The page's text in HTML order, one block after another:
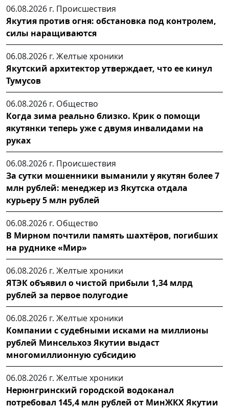
06.08.2026 г. Происшествия
Якутия против огня: обстановка под контролем,
силы наращиваются
06.08.2026 г. Желтые хроники
Якутский архитектор утверждает, что ее кинул
Тумусов
06.08.2026 г. Общество
Когда зима реально близко. Крик о помощи
якутянки теперь уже с двумя инвалидами на
руках
06.08.2026 г. Происшествия
За сутки мошенники выманили у якутян более 7
млн рублей: менеджер из Якутска отдала
курьеру 5 млн рублей
06.08.2026 г. Общество
В Мирном почтили память шахтёров, погибших
на руднике «Мир»
06.08.2026 г. Желтые хроники
ЯТЭК объявил о чистой прибыли 1,34 млрд
рублей за первое полугодие
06.08.2026 г. Желтые хроники
Компании с судебными исками на миллионы
рублей Минсельхоз Якутии выдаст
многомиллионную субсидию
06.08.2026 г. Желтые хроники
Нерюнгринский городской водоканал
потребовал 145,4 млн рублей от МинЖКХ Якутии